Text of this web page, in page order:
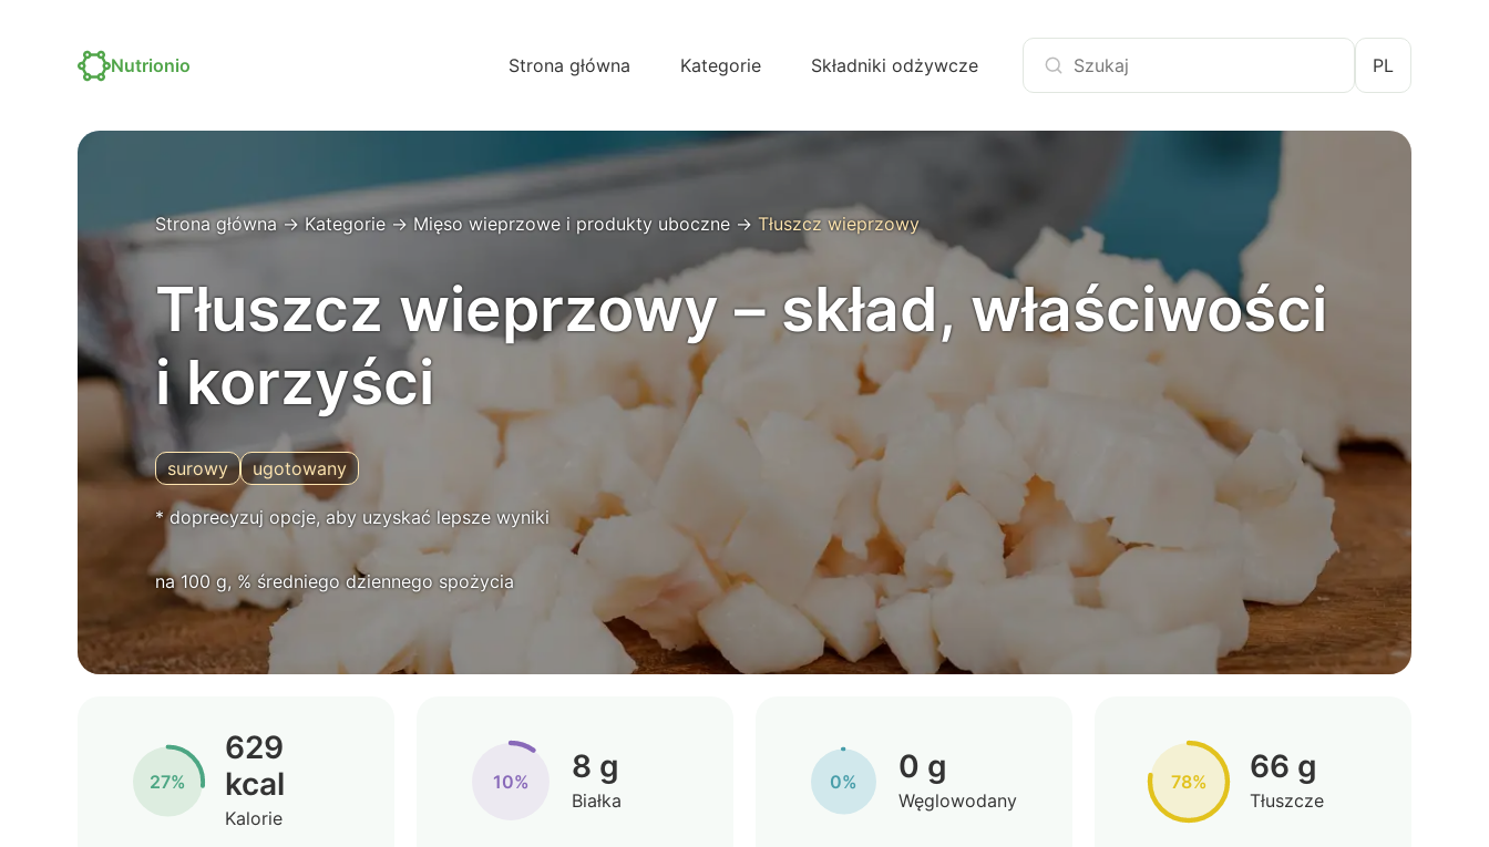
Nutrionio PL
Strona główna Kategorie Składniki odżywcze
Strona główna→Kategorie → Mięso wieprzowe i produkty uboczne → Tłuszcz wieprzowy
Tłuszcz wieprzowy – skład, właściwości
i korzyści
surowy ugotowany
* doprecyzuj opcje, aby uzyskać lepsze wyniki
na 100 g, % średniego dziennego spożycia
27%
629
kcal
Kalorie
10% 8 g
Białka
0% 0 g
Węglowodany
78% 66 g
Tłuszcze